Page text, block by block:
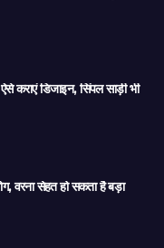
कराएं डिजाइन, सिंपल साड़ी भी
वरना सेहत हो सकता है बड़ा